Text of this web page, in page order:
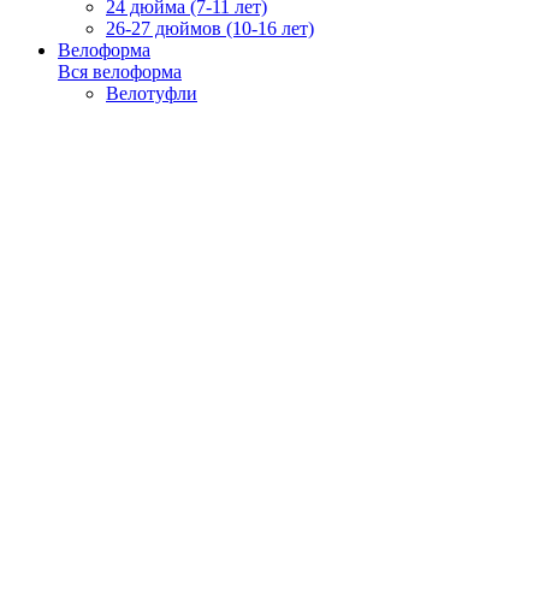
24 дюйма (7-11 лет)
26-27 дюймов (10-16 лет)
Велоформа
Вся велоформа
Велотуфли